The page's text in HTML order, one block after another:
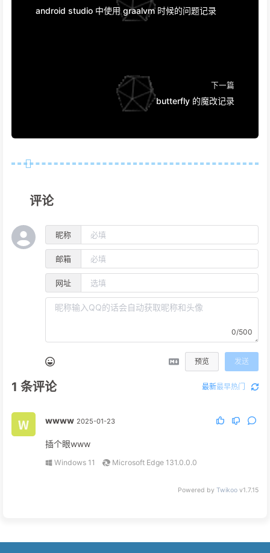
android studio 中使用 graalvm 时候的问题记录
下一篇
butterfly 的魔改记录
评论
昵称
邮箱
网址
0/500
预览 发送
1 条评论 最新最早热门
wwww 2025-01-23
插个眼www
Windows 11 Microsoft Edge 131.0.0.0
Powered by Twikoo v1.7.15